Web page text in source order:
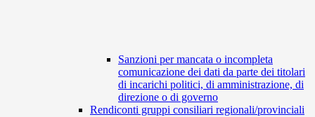
Sanzioni per mancata o incompleta
comunicazione dei dati da parte dei titolari
di incarichi politici, di amministrazione, di
direzione o di governo
Rendiconti gruppi consiliari regionali/provinciali